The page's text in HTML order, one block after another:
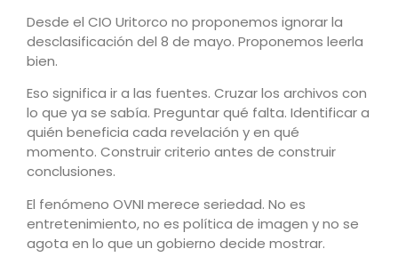
Desde el CIO Uritorco no proponemos ignorar la
desclasificación del 8 de mayo. Proponemos leerla
bien.
Eso significa ir a las fuentes. Cruzar los archivos con
lo que ya se sabía. Preguntar qué falta. Identificar a
quién beneficia cada revelación y en qué
momento. Construir criterio antes de construir
conclusiones.
El fenómeno OVNI merece seriedad. No es
entretenimiento, no es política de imagen y no se
agota en lo que un gobierno decide mostrar.